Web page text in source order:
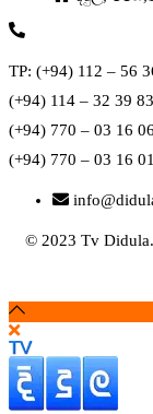
TP: (+94) 112 – 56
(+94) 114 – 32 39 83
(+94) 770 – 03 16 06
(+94) 770 – 03 16 01
© 2023 Tv